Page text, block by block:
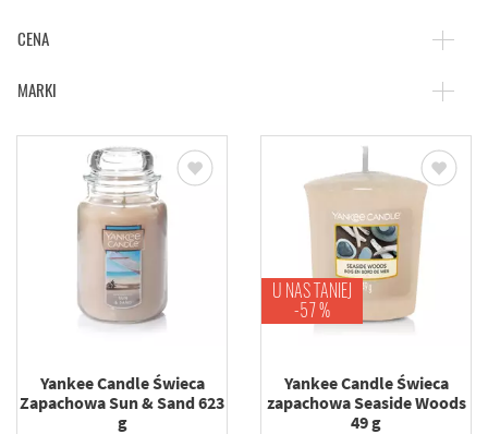
CENA
MARKI
Yankee Candle Świeca
Zapachowa Sun & Sand 623
g
U NAS TANIEJ
-57 %
Yankee Candle Świeca
zapachowa Seaside Woods
49 g